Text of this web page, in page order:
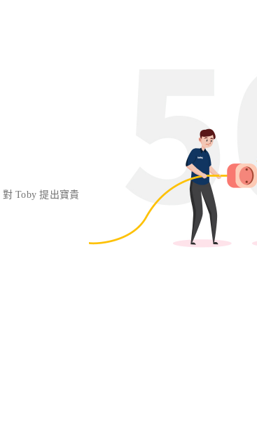
對 Toby 提出寶貴